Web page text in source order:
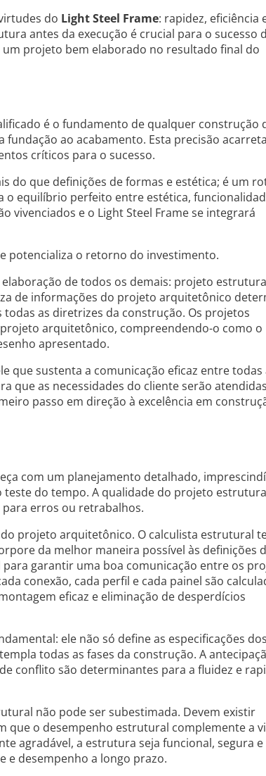
do Light Steel Frame: rapidez, eficiência
antes da execução é crucial para o sucesso
projeto bem elaborado no resultado final do
é o fundamento de qualquer construção
fundação ao acabamento. Esta precisão
críticos para o sucesso.
do que definições de formas e estética; é um
o equilíbrio perfeito entre estética,
vivenciados e o Light Steel Frame se integrará
potencializa o retorno do investimento.
de todos os demais: projeto
de informações do projeto arquitetônico
as diretrizes da construção. Os projetos
arquitetônico, compreendendo-o como o
apresentado.
que sustenta a comunicação eficaz entre todas
que as necessidades do cliente serão
passo em direção à excelência em
com um planejamento detalhado,
do tempo. A qualidade do projeto
erros ou retrabalhos.
projeto arquitetônico. O calculista estrutural
da melhor maneira possível às definições
garantir uma boa comunicação entre os
conexão, cada perfil e cada painel são
eficaz e eliminação de desperdícios
ele não só define as especificações dos
todas as fases da construção. A
conflito são determinantes para a fluidez e
não pode ser subestimada. Devem existir
o desempenho estrutural complemente a
agradável, a estrutura seja funcional, segura e
e desempenho a longo prazo.